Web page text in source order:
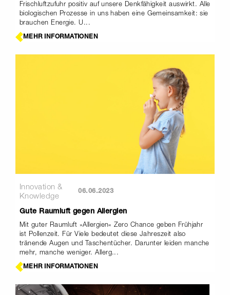
Frischluftzufuhr positiv auf unsere Denkfähigkeit auswirkt. Alle
biologischen Prozesse in uns haben eine Gemeinsamkeit: sie
brauchen Energie. U...
MEHR INFORMATIONEN
Innovation &
Knowledge
06.06.2023
Gute Raumluft gegen Allergien
Mit guter Raumluft »Allergien« Zero Chance geben Frühjahr
ist Pollenzeit. Für Viele bedeutet diese Jahreszeit also
tränende Augen und Taschentücher. Darunter leiden manche
mehr, manche weniger. Allerg...
MEHR INFORMATIONEN